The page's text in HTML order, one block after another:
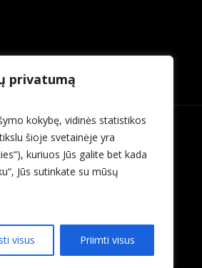
privatumą
kokybę, vidinės statistikos
šioje svetainėje yra
kuriuos Jūs galite bet kada
Jūs sutinkate su mūsų
visus Priimti visus